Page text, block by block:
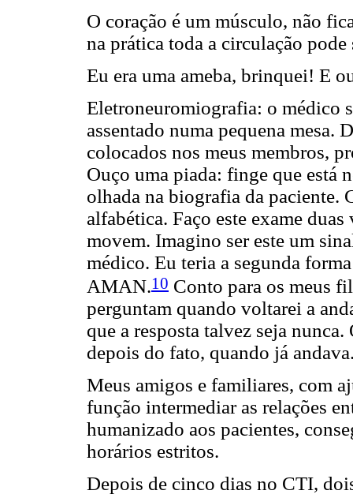
O coração é um músculo, não
na prática toda a circulação
Eu era uma ameba, brinquei! E
Eletroneuromiografia: o médico
assentado numa pequena mesa.
colocados nos meus membros,
Ouço uma piada: finge que está
olhada na biografia da paciente.
alfabética. Faço este exame
movem. Imagino ser este um
médico. Eu teria a segunda
AMAN.10 Conto para os meus
perguntam quando voltarei a
que a resposta talvez seja
depois do fato, quando já
Meus amigos e familiares, com
função intermediar as relações
humanizado aos pacientes,
horários estritos.
Depois de cinco dias no CTI,